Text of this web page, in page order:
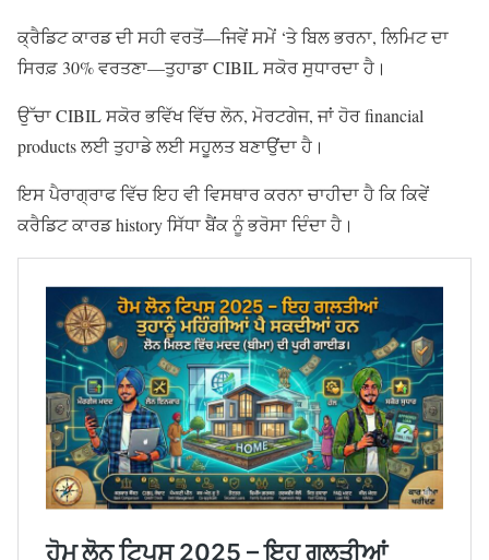
ਕ੍ਰੈਡਿਟ ਕਾਰਡ ਦੀ ਸਹੀ ਵਰਤੋਂ—ਜਿਵੇਂ ਸਮੇਂ ‘ਤੇ ਬਿਲ ਭਰਨਾ, ਲਿਮਿਟ ਦਾ
ਸਿਰਫ਼ 30% ਵਰਤਣਾ—ਤੁਹਾਡਾ CIBIL ਸਕੋਰ ਸੁਧਾਰਦਾ ਹੈ।
ਉੱਚਾ CIBIL ਸਕੋਰ ਭਵਿੱਖ ਵਿੱਚ ਲੋਨ, ਮੋਰਟਗੇਜ, ਜਾਂ ਹੋਰ financial
products ਲਈ ਤੁਹਾਡੇ ਲਈ ਸਹੂਲਤ ਬਣਾਉਂਦਾ ਹੈ।
ਇਸ ਪੈਰਾਗ੍ਰਾਫ ਵਿੱਚ ਇਹ ਵੀ ਵਿਸਥਾਰ ਕਰਨਾ ਚਾਹੀਦਾ ਹੈ ਕਿ ਕਿਵੇਂ
ਕਰੈਡਿਟ ਕਾਰਡ history ਸਿੱਧਾ ਬੈਂਕ ਨੂੰ ਭਰੋਸਾ ਦਿੰਦਾ ਹੈ।